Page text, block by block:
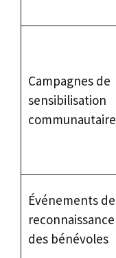
Campagnes de
sensibilisation
communautaire
Événements de
reconnaissance
des bénévoles